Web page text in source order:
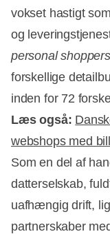
vokset hastigt
og
personal shoppers
forskellige
inden for 72
Læs også:
webshops med
Som en del af
datterselskab,
uafhængig drift,
partnerskaber